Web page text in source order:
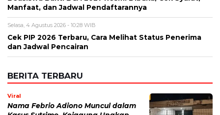
Nama*
Simpan nama, email, dan situs web saya pada peramban ini